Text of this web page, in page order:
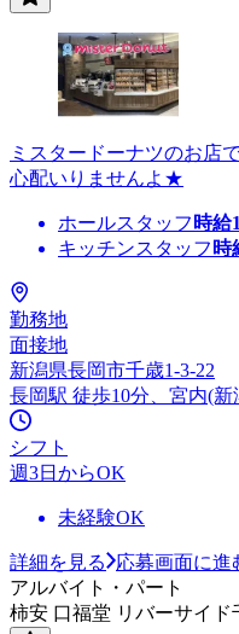
ミスタードーナツのお店
心配いりませんよ★
ホールスタッフ 時給
キッチンスタッフ 時
勤務地
面接地
新潟県長岡市千歳1-3-22
長岡駅 徒歩10分、宮内(新
シフト
週3日からOK
未経験OK
詳細を見る
応募画面に進
アルバイト・パート
柿安 口福堂 リバーサイド